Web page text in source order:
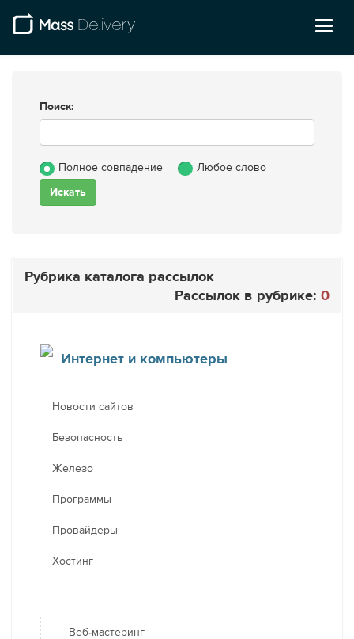
Поиск:
Полное совпадение Любое слово
Рубрика каталога рассылок
Рассылок в рубрике: 0
Интернет и компьютеры
Новости сайтов
Безопасность
Железо
Программы
Провайдеры
Хостинг
Веб-мастеринг